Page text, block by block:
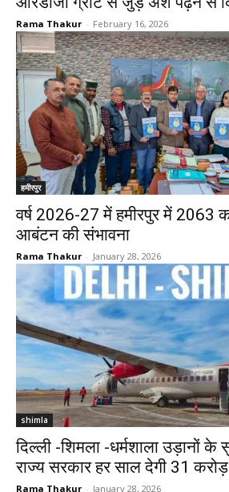
Rama Thakur - February 16, 2026
हमीरपुर
वर्ष 2026-27 में हमीरपुर में
आबंटन की संभावना
Rama Thakur - January 28, 2026
shimla
दिल्ली -शिमला -धर्मशाला उड़ानों
राज्य सरकार हर साल देगी 31 करोड़
Rama Thakur - January 28, 2026